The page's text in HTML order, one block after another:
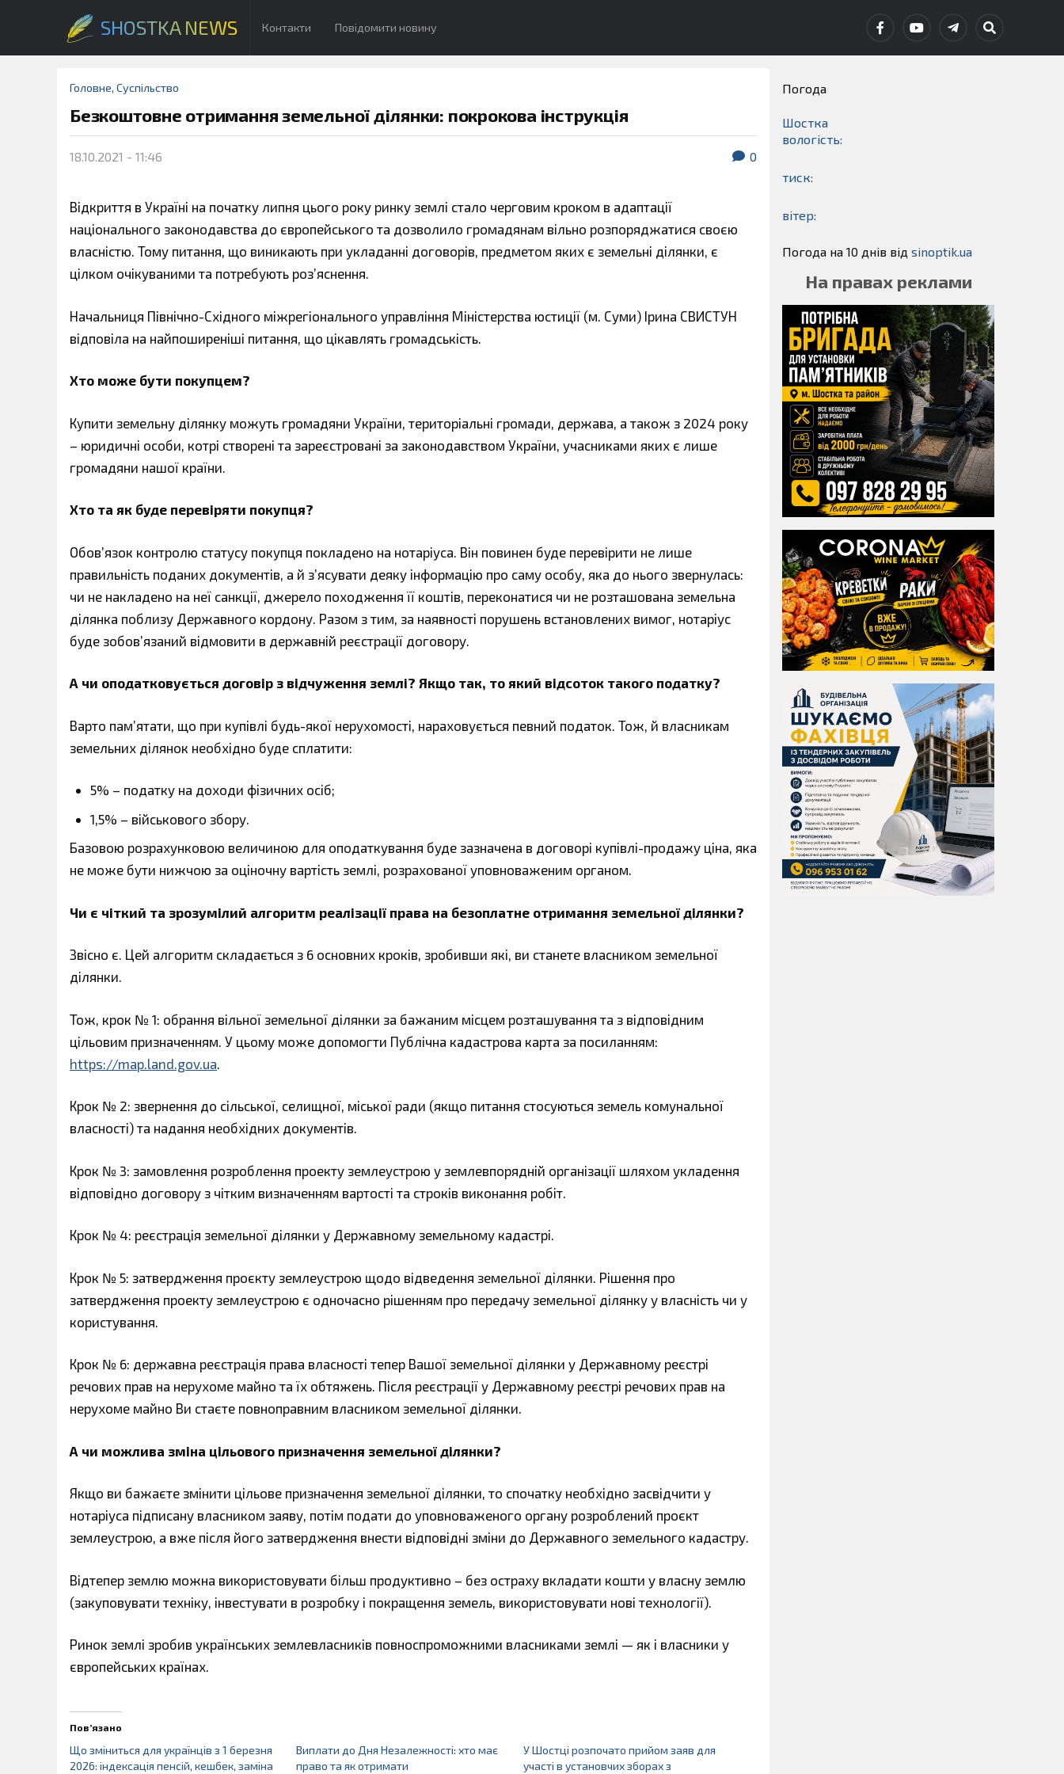
SHOSTKA NEWS Контакти Повідомити новину
Головне, Суспільство
Безкоштовне отримання земельної ділянки: покрокова інструкція
18.10.2021 - 11:46 0
Відкриття в Україні на початку липня цього року ринку землі стало черговим кроком в адаптації
національного законодавства до європейського та дозволило громадянам вільно розпоряджатися своєю
власністю. Тому питання, що виникають при укладанні договорів, предметом яких є земельні ділянки, є
цілком очікуваними та потребують роз’яснення.
Начальниця Північно-Східного міжрегіонального управління Міністерства юстиції (м. Суми) Ірина СВИСТУН
відповіла на найпоширеніші питання, що цікавлять громадськість.
Хто може бути покупцем?
Купити земельну ділянку можуть громадяни України, територіальні громади, держава, а також з 2024 року
– юридичні особи, котрі створені та зареєстровані за законодавством України, учасниками яких є лише
громадяни нашої країни.
Хто та як буде перевіряти покупця?
Обов’язок контролю статусу покупця покладено на нотаріуса. Він повинен буде перевірити не лише
правильність поданих документів, а й з’ясувати деяку інформацію про саму особу, яка до нього звернулась:
чи не накладено на неї санкції, джерело походження її коштів, переконатися чи не розташована земельна
ділянка поблизу Державного кордону. Разом з тим, за наявності порушень встановлених вимог, нотаріус
буде зобов’язаний відмовити в державній реєстрації договору.
А чи оподатковується договір з відчуження землі? Якщо так, то який відсоток такого податку?
Варто пам’ятати, що при купівлі будь-якої нерухомості, нараховується певний податок. Тож, й власникам
земельних ділянок необхідно буде сплатити:
5% – податку на доходи фізичних осіб;
1,5% – військового збору.
Базовою розрахунковою величиною для оподаткування буде зазначена в договорі купівлі-продажу ціна, яка
не може бути нижчою за оціночну вартість землі, розрахованої уповноваженим органом.
Чи є чіткий та зрозумілий алгоритм реалізації права на безоплатне отримання земельної ділянки?
Звісно є. Цей алгоритм складається з 6 основних кроків, зробивши які, ви станете власником земельної
ділянки.
Тож, крок № 1: обрання вільної земельної ділянки за бажаним місцем розташування та з відповідним
цільовим призначенням. У цьому може допомогти Публічна кадастрова карта за посиланням:
https://map.land.gov.ua
Крок № 2: звернення до сільської, селищної, міської ради (якщо питання стосуються земель комунальної
власності) та надання необхідних документів.
Крок № 3: замовлення розроблення проекту землеустрою у землевпорядній організації шляхом укладення
відповідно договору з чітким визначенням вартості та строків виконання робіт.
Крок № 4: реєстрація земельної ділянки у Державному земельному кадастрі.
Крок № 5: затвердження проєкту землеустрою щодо відведення земельної ділянки. Рішення про
затвердження проекту землеустрою є одночасно рішенням про передачу земельної ділянку у власність чи у
користування.
Крок № 6: державна реєстрація права власності тепер Вашої земельної ділянки у Державному реєстрі
речових прав на нерухоме майно та їх обтяжень. Після реєстрації у Державному реєстрі речових прав на
нерухоме майно Ви стаєте повноправним власником земельної ділянки.
А чи можлива зміна цільового призначення земельної ділянки?
Якщо ви бажаєте змінити цільове призначення земельної ділянки, то спочатку необхідно засвідчити у
нотаріуса підписану власником заяву, потім подати до уповноваженого органу розроблений проєкт
землеустрою, а вже після його затвердження внести відповідні зміни до Державного земельного кадастру.
Відтепер землю можна використовувати більш продуктивно – без остраху вкладати кошти у власну землю
(закуповувати техніку, інвестувати в розробку і покращення земель, використовувати нові технології).
Ринок землі зробив українських землевласників повноспроможними власниками землі — як і власники у
європейських країнах.
Пов’язано
Що зміниться для українців з 1 березня
2026: індексація пенсій, кешбек, заміна
Виплати до Дня Незалежності: хто має
право та як отримати
У Шостці розпочато прийом заяв для
участі в установчих зборах з
Погода
Шостка
вологість:
тиск:
вітер:
Погода на 10 днів від sinoptik.ua
На правах реклами